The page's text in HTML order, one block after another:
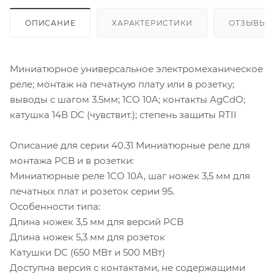
ОПИСАНИЕ ХАРАКТЕРИСТИКИ ОТЗЫВЫ
Миниатюрное универсальное электромеханическое
реле; монтаж на печатную плату или в розетку;
выводы с шагом 3.5мм; 1СO 10A; контакты AgCdO;
катушка 14В DC (чувствит.); степень защиты RTII
Описание для серии 40.31 Миниатюрные реле для
монтажа PCB и в розетки:
Миниатюрные реле 1CO 10A, шаг ножек 3,5 мм для
печатных плат и розеток серии 95.
Особенности типа:
Длина ножек 3,5 мм для версий PCB
Длина ножек 5,3 мм для розеток
Катушки DC (650 МВт и 500 МВт)
Доступна версия с контактами, не содержащими